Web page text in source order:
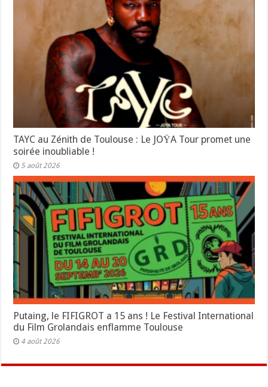
TAYC au Zénith de Toulouse : Le JOŸA Tour promet une
soirée inoubliable !
5 août 2026
Putaing, le FIFIGROT a 15 ans ! Le Festival International
du Film Grolandais enflamme Toulouse
4 août 2026